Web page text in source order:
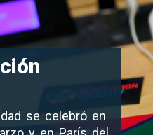
se celebró en